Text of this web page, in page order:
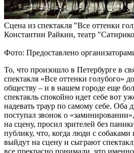
Сцена из спектакля "Все оттенки
Константин Райкин, театр
Фото: Предоставлено
То, что произошло в Петербурге в
спектакля «Все оттенки голубого»
обществу – и в нашем городе еще
спектакль спокойно идет себе вот
надевать траур по самому себе. Оба
поступал звонок о
на сцену, просил зрителей без
публику, что, когда люди с собаками
выйдут на сцену и сыграют
все прекрасно понимали, что